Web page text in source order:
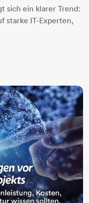
sich ein klarer Trend:
starke IT-Experten,